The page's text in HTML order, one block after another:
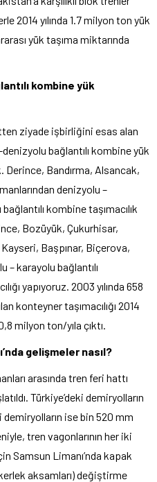
2014 yılında 1.7 milyon ton yük
yük taşıma miktarında
kombine yük
ziyade işbirliğini esas alan
bağlantılı kombine yük
Derince, Bandırma, Alsancak,
denizyolu –
kombine taşımacılık
Bozüyük, Çukurhisar,
Başpınar, Biçerova,
– karayolu bağlantılı
yapıyoruz. 2003 yılında 658
konteyner taşımacılığı 2014
milyon ton/yıla çıktı.
gelişmeler nasıl?
arasında tren feri hattı
Türkiye’deki demiryolların
ise bin 520 mm
tren vagonlarının her iki
Samsun Limanı’nda kapak
aksamları) değiştirme